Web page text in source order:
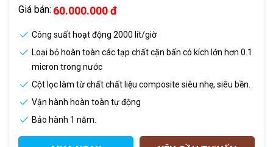
Giá bán: 60.000.000 đ
Công suất hoạt động 2000 lít/giờ
Loại bỏ hoàn toàn các tạp chất cặn bẩn có kích lớn hơn 0.1
micron trong nước
Cột lọc làm từ chất chất liệu composite siêu nhẹ, siêu bền.
Vận hành hoàn toàn tự động
Bảo hành 1 năm.